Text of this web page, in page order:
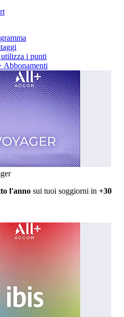
i punti
l'anno sui tuoi soggiorni in +30